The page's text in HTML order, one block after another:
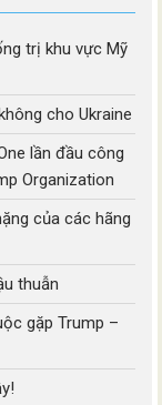
trị khu vực Mỹ
cho Ukraine
lần đầu công
Organization
của các hãng
thuẫn
gặp Trump –